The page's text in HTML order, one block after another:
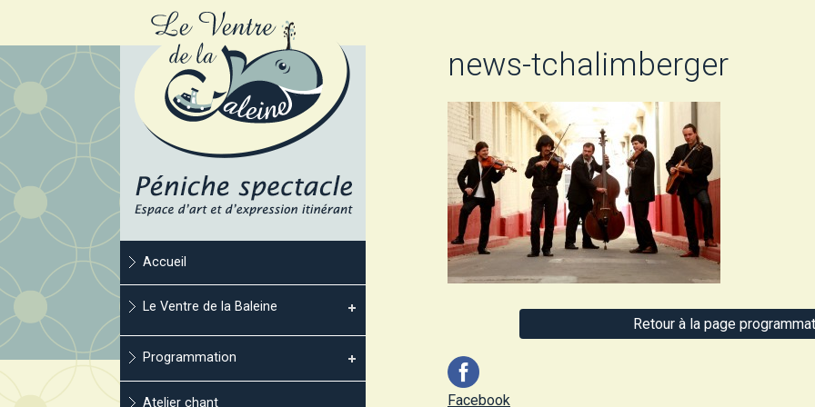
Accueil
Le Ventre de la Baleine
Programmation
Atelier chant
news-tchalimberger
Retour à la page
Facebook